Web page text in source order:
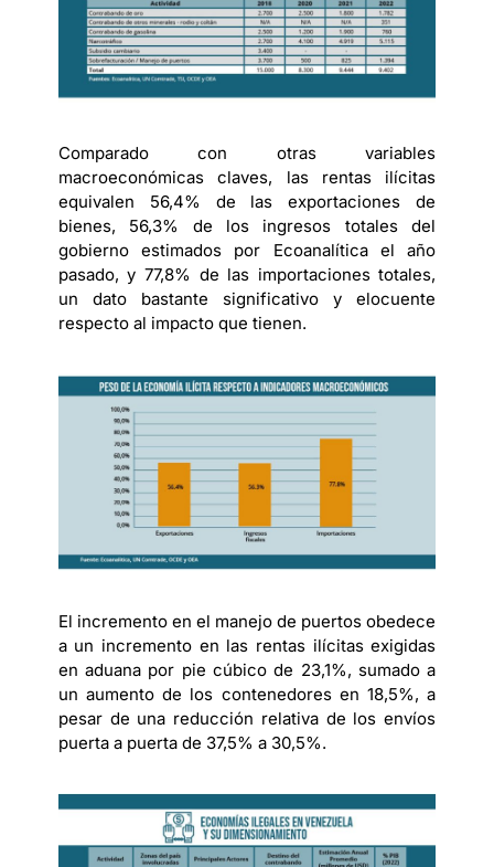
Comparado con otras variables
macroeconómicas claves, las rentas ilícitas
equivalen 56,4% de las exportaciones de
bienes, 56,3% de los ingresos totales del
gobierno estimados por Ecoanalítica el año
pasado, y 77,8% de las importaciones totales,
un dato bastante significativo y elocuente
respecto al impacto que tienen.
El incremento en el manejo de puertos obedece
a un incremento en las rentas ilícitas exigidas
en aduana por pie cúbico de 23,1%, sumado a
un aumento de los contenedores en 18,5%, a
pesar de una reducción relativa de los envíos
puerta a puerta de 37,5% a 30,5%.